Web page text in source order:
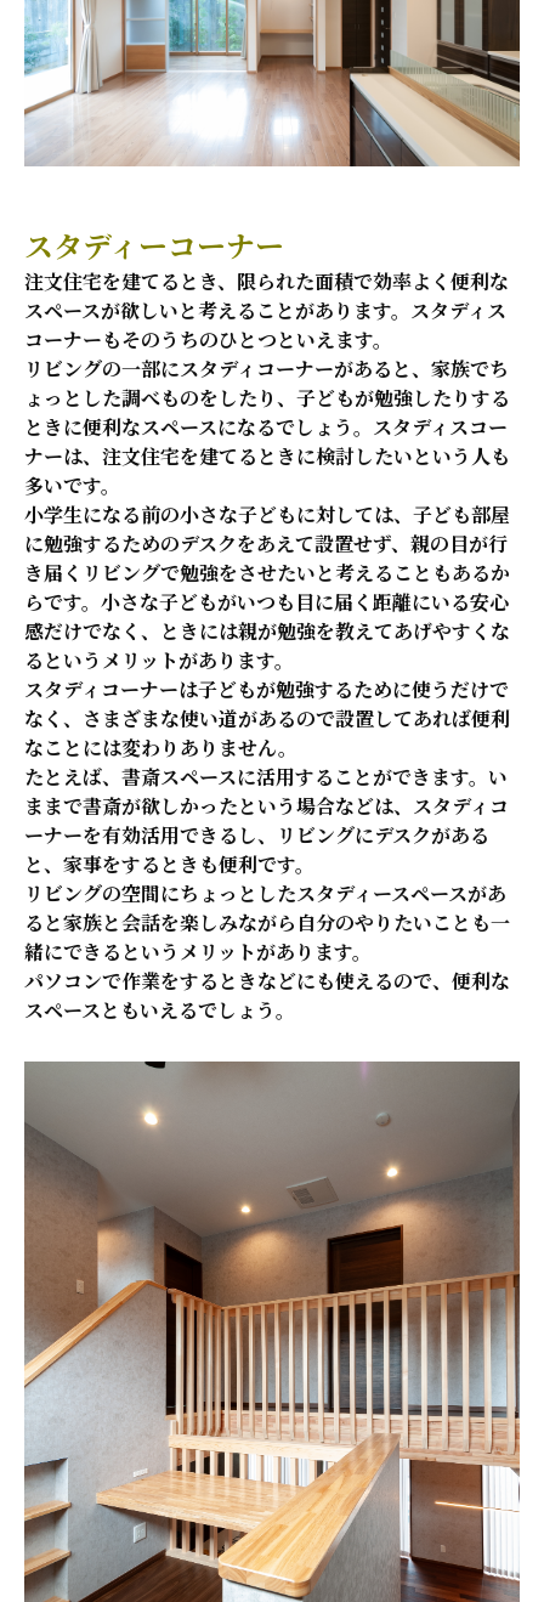
スタディーコーナー
注文住宅を建てるとき、限られた面積で効率よく便利な
スペースが欲しいと考えることがあります。スタディス
コーナーもそのうちのひとつといえます。
リビングの一部にスタディコーナーがあると、家族でち
ょっとした調べものをしたり、子どもが勉強したりする
ときに便利なスペースになるでしょう。スタディスコー
ナーは、注文住宅を建てるときに検討したいという人も
多いです。
小学生になる前の小さな子どもに対しては、子ども部屋
に勉強するためのデスクをあえて設置せず、親の目が行
き届くリビングで勉強をさせたいと考えることもあるか
らです。小さな子どもがいつも目に届く距離にいる安心
感だけでなく、ときには親が勉強を教えてあげやすくな
るというメリットがあります。
スタディコーナーは子どもが勉強するために使うだけで
なく、さまざまな使い道があるので設置してあれば便利
なことには変わりありません。
たとえば、書斎スペースに活用することができます。い
ままで書斎が欲しかったという場合などは、スタディコ
ーナーを有効活用できるし、リビングにデスクがある
と、家事をするときも便利です。
リビングの空間にちょっとしたスタディースペースがあ
ると家族と会話を楽しみながら自分のやりたいことも一
緒にできるというメリットがあります。
パソコンで作業をするときなどにも使えるので、便利な
スペースともいえるでしょう。